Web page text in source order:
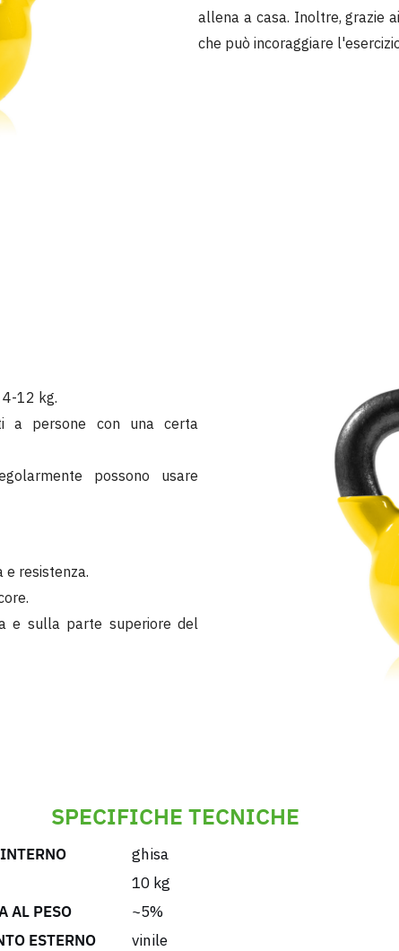
allena a casa. Inoltre, grazie
che può incoraggiare
4-12 kg.
a persone con una certa
possono usare
resistenza.
e sulla parte superiore del
SPECIFICHE TECNICHE
ghisa
10 kg
AL PESO
~5%
ESTERNO
vinile